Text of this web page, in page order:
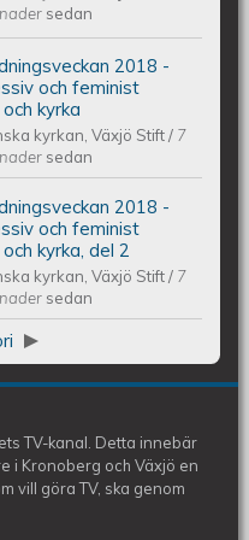
människa
sedan
2018 -
moské och
2018 -
och feminist
kyrka
kyrkan, Växjö Stift/ 7
sedan
2018 -
moské och
2018 -
och feminist
kyrka, del 2
kyrkan, Växjö Stift/ 7
sedan
TV-kanal. Detta innebär
i Kronoberg och Växjö en
vill göra TV, ska genom